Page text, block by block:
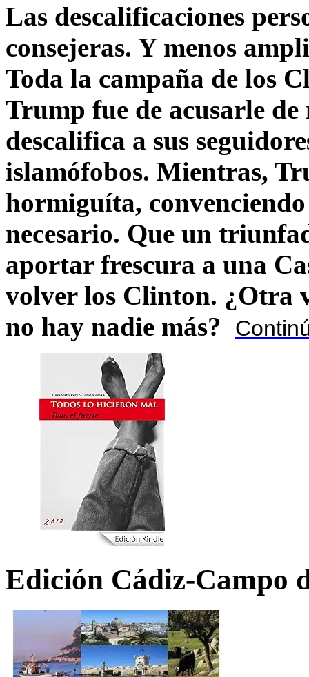
Las descalificaciones
consejeras. Y menos
Toda la campaña de los
Trump fue de acusarle
descalifica a sus
islamófobos. Mientras,
hormiguíta,
necesario. Que un
aportar frescura a una
volver los Clinton. ¿Otra
no hay nadie más?
Edición Cádiz-Campo